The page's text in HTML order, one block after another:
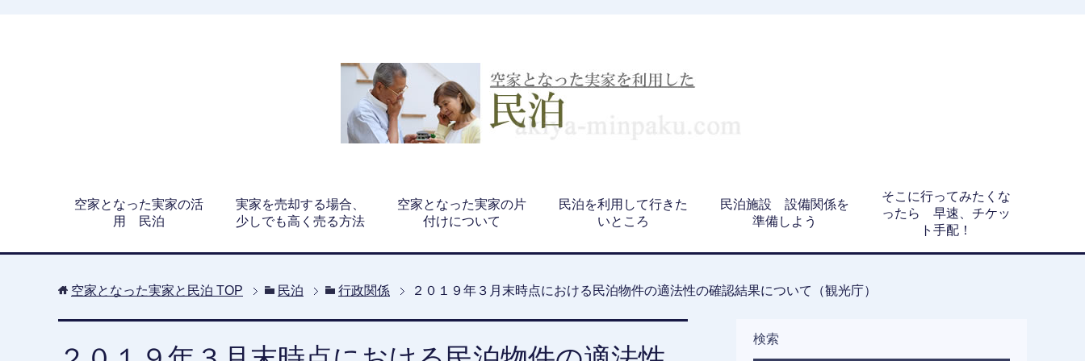
空家となった実家の活
用 民泊
実家を売却する場合、
少しでも高く売る方法
空家となった実家の片
付けについて
民泊を利用して行きた
いところ
民泊施設 設備関係を
準備しよう
そこに行ってみたくな
ったら 早速、チケッ
ト手配！
空家となった実家と民泊 TOP 民泊 行政関係 ２０１９年３月末時点における民泊物件の適法性の確認結果について（観光庁）
検索